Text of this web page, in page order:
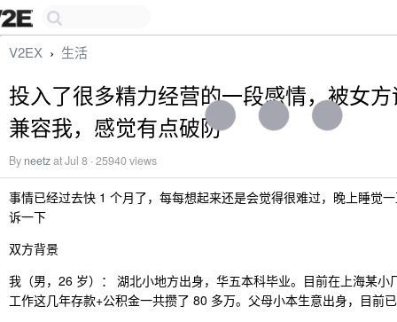
V2EX › 生活
投入了很多精力经营的一段感情，被女
兼容我，感觉有点破防
By neetzat Jul 8 · 25940 views
事情已经过去快 1 个月了，每每想起来还是会觉得很难过，晚上睡觉
诉一下
双方背景
我（男，26 岁）： 湖北小地方出身，华五本科毕业。目前在上海某小
工作这几年存款+公积金一共攒了 80 多万。父母小本生意出身，目前